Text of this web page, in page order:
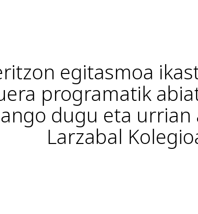
egitasmoa
programatik
dugu eta
Larzabal